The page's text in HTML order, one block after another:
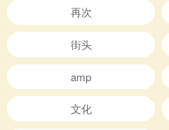
再次
街头
amp
文化